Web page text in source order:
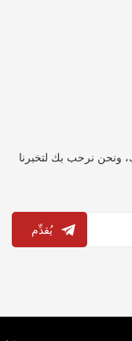
ونحن نرحب بك لتخبرنا
يُقدِّم